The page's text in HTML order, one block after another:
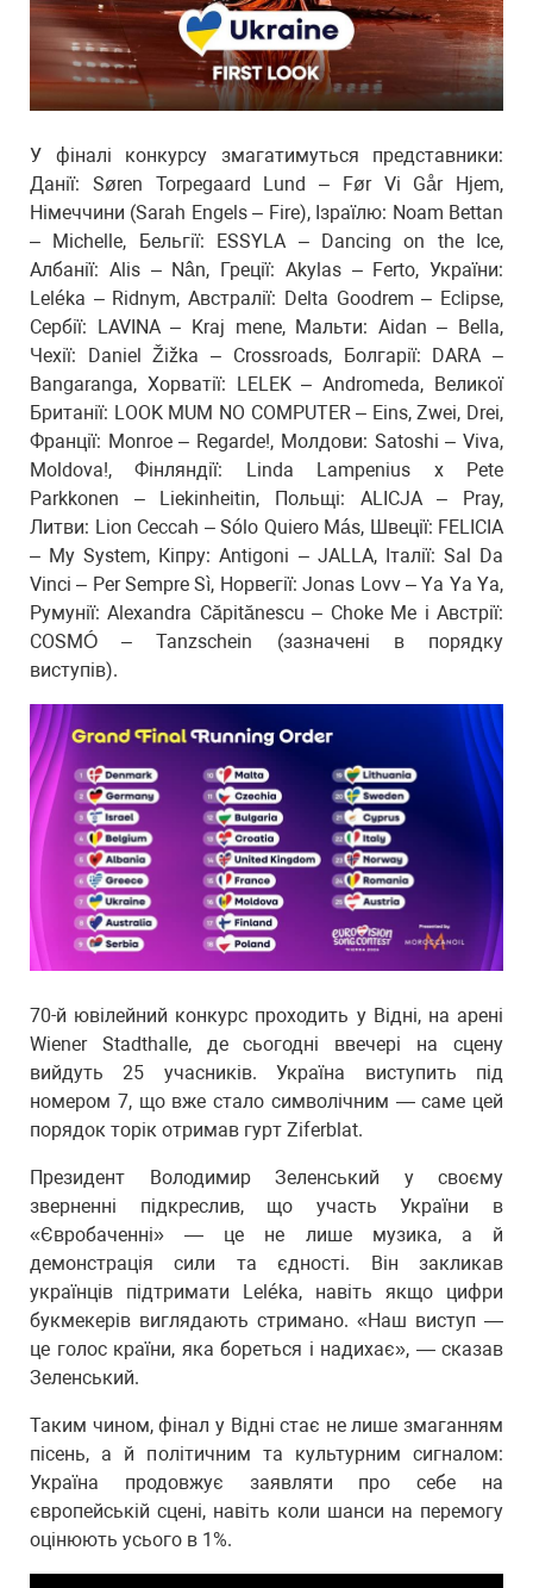
У фіналі конкурсу змагатимуться представники:
Данії: Søren Torpegaard Lund – Før Vi Går Hjem,
Німеччини (Sarah Engels – Fire), Ізраїлю: Noam Bettan
– Michelle, Бельгії: ESSYLA – Dancing on the Ice,
Албанії: Alis – Nân, Греції: Akylas – Ferto, України:
Leléka – Ridnym, Австралії: Delta Goodrem – Eclipse,
Сербії: LAVINA – Kraj mene, Мальти: Aidan – Bella,
Чехії: Daniel Žižka – Crossroads, Болгарії: DARA –
Bangaranga, Хорватії: LELEK – Andromeda, Великої
Британії: LOOK MUM NO COMPUTER – Eins, Zwei, Drei,
Франції: Monroe – Regarde!, Молдови: Satoshi – Viva,
Moldova!, Фінляндії: Linda Lampenius x Pete
Parkkonen – Liekinheitin, Польщі: ALICJA – Pray,
Литви: Lion Ceccah – Sólo Quiero Más, Швеції: FELICIA
– My System, Кіпру: Antigoni – JALLA, Італії: Sal Da
Vinci – Per Sempre Sì, Норвегії: Jonas Lovv – Ya Ya Ya,
Румунії: Alexandra Căpitănescu – Choke Me і Австрії:
COSMÓ – Tanzschein (зазначені в порядку
виступів).
70-й ювілейний конкурс проходить у Відні, на арені
Wiener Stadthalle, де сьогодні ввечері на сцену
вийдуть 25 учасників. Україна виступить під
номером 7, що вже стало символічним — саме цей
порядок торік отримав гурт Ziferblat.
Президент Володимир Зеленський у своєму
зверненні підкреслив, що участь України в
«Євробаченні» — це не лише музика, а й
демонстрація сили та єдності. Він закликав
українців підтримати Leléka, навіть якщо цифри
букмекерів виглядають стримано. «Наш виступ —
це голос країни, яка бореться і надихає», — сказав
Зеленський.
Таким чином, фінал у Відні стає не лише змаганням
пісень, а й політичним та культурним сигналом:
Україна продовжує заявляти про себе на
європейській сцені, навіть коли шанси на перемогу
оцінюють усього в 1%.